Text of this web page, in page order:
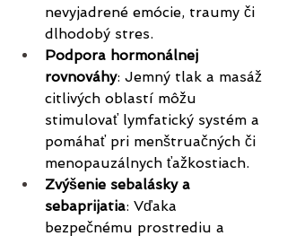
nevyjadrené emócie, traumy či
dlhodobý stres.
Podpora hormonálnej
rovnováhy: Jemný tlak a masáž
citlivých oblastí môžu
stimulovať lymfatický systém a
pomáhať pri menštruačných či
menopauzálnych ťažkostiach.
Zvýšenie sebalásky a
sebaprijatia: Vďaka
bezpečnému prostrediu a